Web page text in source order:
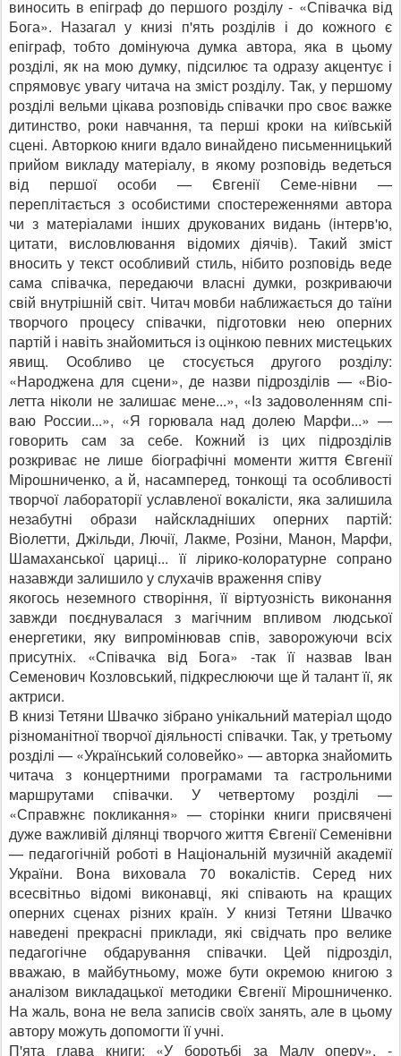
виносить в епіг­раф до першого розділу - «Співачка від
Бога». Назагал у книзі п'ять розділів і до кожного є
епіграф, тобто до­мінуюча думка автора, яка в цьому
розділі, як на мою дум­ку, підсилює та одразу акцентує і
спрямовує увагу читача на зміст розділу. Так, у першо­му
розділі вельми цікава роз­повідь співачки про своє важ­ке
дитинство, роки навчання, та перші кроки на київській
сцені. Авторкою книги вдало винайдено письменницький
прийом викладу матеріалу, в якому розповідь ведеться
від першої особи — Євгенії Семе-нівни —
переплітається з осо­бистими спостереженнями автора
чи з матеріалами ін­ших друкованих видань (ін­терв'ю,
цитати, висловлюван­ня відомих діячів). Такий зміст
вносить у текст особли­вий стиль, нібито розповідь веде
сама співачка, передаю­чи власні думки, розкриваю­чи
свій внутрішній світ. Чи­тач мовби наближається до таїни
творчого процесу спі­вачки, підготовки нею оперних
партій і навіть знайо­миться із оцінкою певних мистецьких
явищ. Особливо це стосується другого розді­лу:
«Народжена для сцени», де назви підрозділів — «Віо-
летта ніколи не залишає ме­не...», «Із задоволенням спі­
ваю России...», «Я горювала над долею Марфи...» —
гово­рить сам за себе. Кожний із цих підрозділів
розкриває не лише біографічні моменти життя Євгенії
Мірошничен­ко, а й, насамперед, тонкощі та особливості
творчої лабо­раторії уславленої вокалісти, яка залишила
незабутні обра­зи найскладніших оперних партій:
Віолетти, Джільди, Лючії, Лакме, Розіни, Манон, Марфи,
Шамаханської цари­ці... її лірико-колоратурне сопрано
назавжди залишило у слухачів враження співу
якогось неземного створіння, її віртуозність виконання
завжди поєднувалася з магіч­ним впливом людської
енер­гетики, яку випромінював спів, заворожуючи всіх
при­сутніх. «Співачка від Бога» -так її назвав Іван
Семенович Козловський, підкреслюючи ще й талант її, як
актриси.
В книзі Тетяни Швачко зіб­рано унікальний матеріал що­до
різноманітної творчої ді­яльності співачки. Так, у тре­тьому
розділі — «Український соловейко» — авторка знайо­мить
читача з концертними програмами та гастрольними
маршрутами співачки. У чет­вертому розділі —
«Справжнє покликання» — сторінки кни­ги присвячені
дуже важливій ділянці творчого життя Євге­нії Семенівни
— педагогічній роботі в Національній музичній академії
України. Вона виховала 70 вокалістів. Серед них
всесвітньо відомі вико­навці, які співають на кращих
оперних сценах різних країн. У книзі Тетяни Швачко
наве­дені прекрасні приклади, які свідчать про велике
педаго­гічне обдарування співачки. Цей підрозділ,
вважаю, в май­бутньому, може бути окре­мою книгою з
аналізом вик­ладацької методики Євгенії Мірошниченко.
На жаль, во­на не вела записів своїх за­нять, але в цьому
автору мо­жуть допомогти її учні.
П'ята глава книги: «У бо­ротьбі за Малу оперу», -